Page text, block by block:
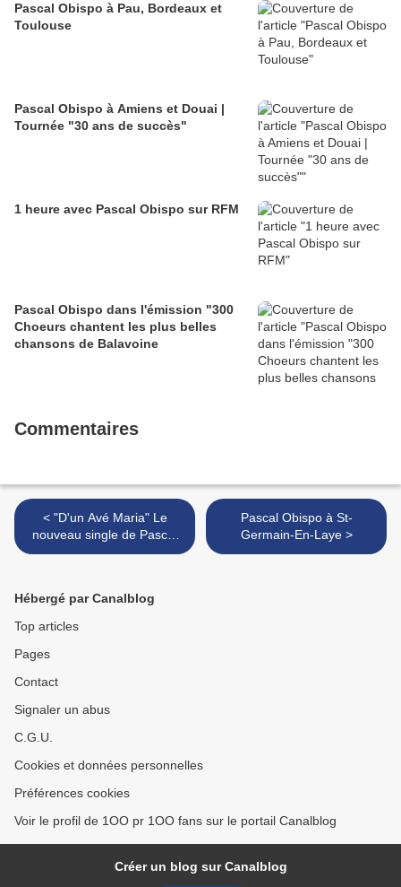
Pascal Obispo à Pau, Bordeaux et
Toulouse
Pascal Obispo à Amiens et Douai |
Tournée "30 ans de succès"
1 heure avec Pascal Obispo sur RFM
Pascal Obispo dans l'émission "300
Choeurs chantent les plus belles
chansons de Balavoine
Commentaires
< "D'un Avé Maria" Le
nouveau single de Pascal
Obispo !!
Pascal Obispo à St-
Germain-En-Laye >
Hébergé par Canalblog
Top articles
Pages
Contact
Signaler un abus
C.G.U.
Cookies et données personnelles
Préférences cookies
Voir le profil de 1OO pr 1OO fans sur le portail Canalblog
Créer un blog sur Canalblog